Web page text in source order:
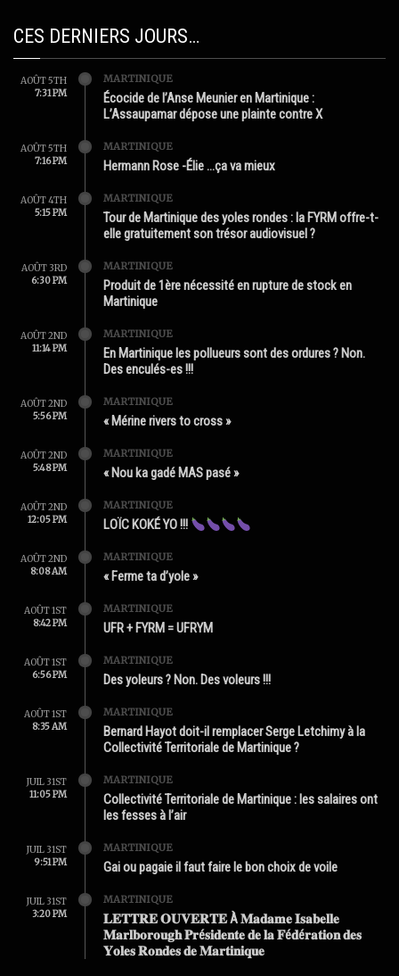
CES DERNIERS JOURS…
AOÛT 5TH
7:31 PM
MARTINIQUE
Écocide de l’Anse Meunier en Martinique :
L’Assaupamar dépose une plainte contre X
AOÛT 5TH
7:16 PM
MARTINIQUE
Hermann Rose -Élie …ça va mieux
AOÛT 4TH
5:15 PM
MARTINIQUE
Tour de Martinique des yoles rondes : la FYRM offre-t-
elle gratuitement son trésor audiovisuel ?
AOÛT 3RD
6:30 PM
MARTINIQUE
Produit de 1ère nécessité en rupture de stock en
Martinique
AOÛT 2ND
11:14 PM
MARTINIQUE
En Martinique les pollueurs sont des ordures ? Non.
Des enculés-es !!!
AOÛT 2ND
5:56 PM
MARTINIQUE
« Mérine rivers to cross »
AOÛT 2ND
5:48 PM
MARTINIQUE
« Nou ka gadé MAS pasé »
AOÛT 2ND
12:05 PM
MARTINIQUE
LOÏC KOKÉ YO !!!
AOÛT 2ND
8:08 AM
MARTINIQUE
« Ferme ta d’yole »
AOÛT 1ST
8:42 PM
MARTINIQUE
UFR + FYRM = UFRYM
AOÛT 1ST
6:56 PM
MARTINIQUE
Des yoleurs ? Non. Des voleurs !!!
AOÛT 1ST
8:35 AM
MARTINIQUE
Bernard Hayot doit-il remplacer Serge Letchimy à la
Collectivité Territoriale de Martinique ?
JUIL 31ST
11:05 PM
MARTINIQUE
Collectivité Territoriale de Martinique : les salaires ont
les fesses à l’air
JUIL 31ST
9:51 PM
MARTINIQUE
Gai ou pagaie il faut faire le bon choix de voile
JUIL 31ST
3:20 PM
MARTINIQUE
𝐋𝐄𝐓𝐓𝐑𝐄 𝐎𝐔𝐕𝐄𝐑𝐓𝐄 À 𝐌𝐚𝐝𝐚𝐦𝐞 𝐈𝐬𝐚𝐛𝐞𝐥𝐥𝐞
𝐌𝐚𝐫𝐥𝐛𝐨𝐫𝐨𝐮𝐠𝐡 𝐏𝐫é𝐬𝐢𝐝𝐞𝐧𝐭𝐞 𝐝𝐞 𝐥𝐚 𝐅é𝐝é𝐫𝐚𝐭𝐢𝐨𝐧 𝐝𝐞𝐬
𝐘𝐨𝐥𝐞𝐬 𝐑𝐨𝐧𝐝𝐞𝐬 𝐝𝐞 𝐌𝐚𝐫𝐭𝐢𝐧𝐢𝐪𝐮𝐞